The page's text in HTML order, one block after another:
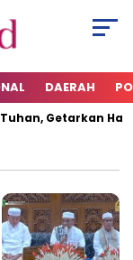
DAERAH
Getarkan